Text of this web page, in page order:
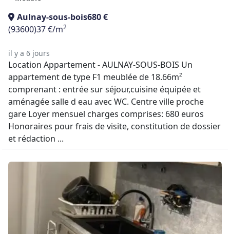
Aulnay-sous-bois680 €
(93600)37 €/m2
il y a 6 jours
Location Appartement - AULNAY-SOUS-BOIS Un
appartement de type F1 meublée de 18.66m²
comprenant : entrée sur séjour,cuisine équipée et
aménagée salle d eau avec WC. Centre ville proche
gare Loyer mensuel charges comprises: 680 euros
Honoraires pour frais de visite, constitution de dossier
et rédaction ...